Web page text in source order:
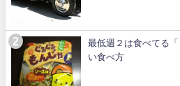
最低週２は食べてる
い食べ方